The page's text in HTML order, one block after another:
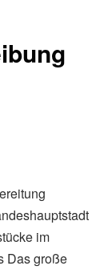
im
Das große